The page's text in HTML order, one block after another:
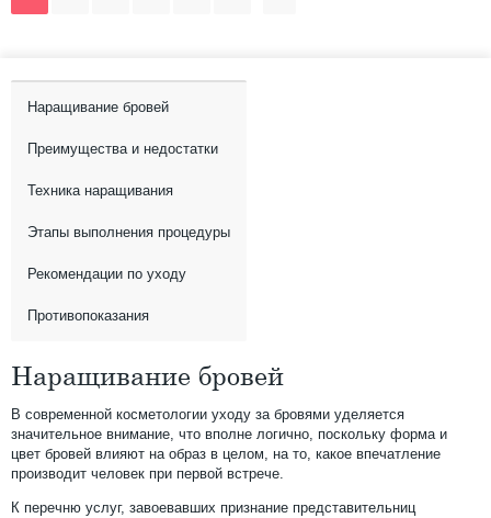
Наращивание бровей
Преимущества и недостатки
Техника наращивания
Этапы выполнения процедуры
Рекомендации по уходу
Противопоказания
Наращивание бровей
В современной косметологии уходу за бровями уделяется
значительное внимание, что вполне логично, поскольку форма и
цвет бровей влияют на образ в целом, на то, какое впечатление
производит человек при первой встрече.
К перечню услуг, завоевавших признание представительниц